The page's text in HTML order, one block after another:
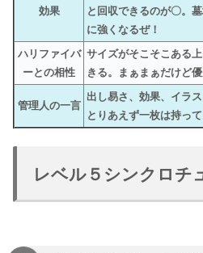
効果
と回収できるのが〇。
に強くなるぜ！
ハリファイバ
ーとの相性
サイズがそこそこある
きる。まぁまぁだけど優
管理人の一言
出し易さ、効果、イラ
とりあえず一枚は持っ
レベル５シンクロチ